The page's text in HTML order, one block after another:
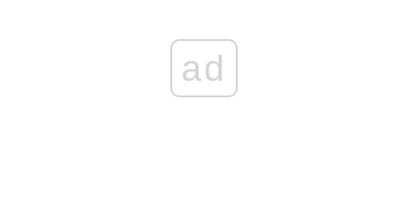
ad